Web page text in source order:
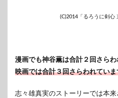
(C)2014「るろうに剣心
漫画でも神谷薫は合計２回さらわ
映画では合計３回さらわれていま
志々雄真実のストーリーでは本